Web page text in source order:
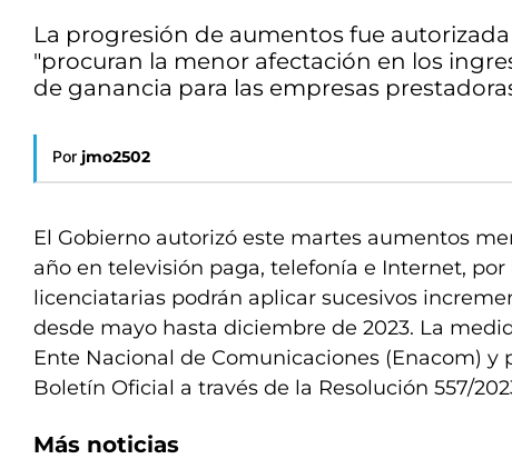
La progresión de aumentos fue
"procuran la menor afectación en los
de ganancia para las empresas
Por jmo2502
El Gobierno autorizó este martes aumentos
año en televisión paga, telefonía e Internet, por
licenciatarias podrán aplicar sucesivos
desde mayo hasta diciembre de 2023. La
Ente Nacional de Comunicaciones (Enacom) y
Boletín Oficial a través de la Resolución 557/
Más noticias